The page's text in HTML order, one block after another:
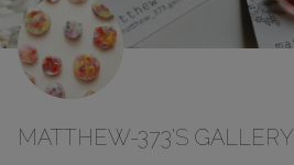
MATTHEW-373'S GALLERY